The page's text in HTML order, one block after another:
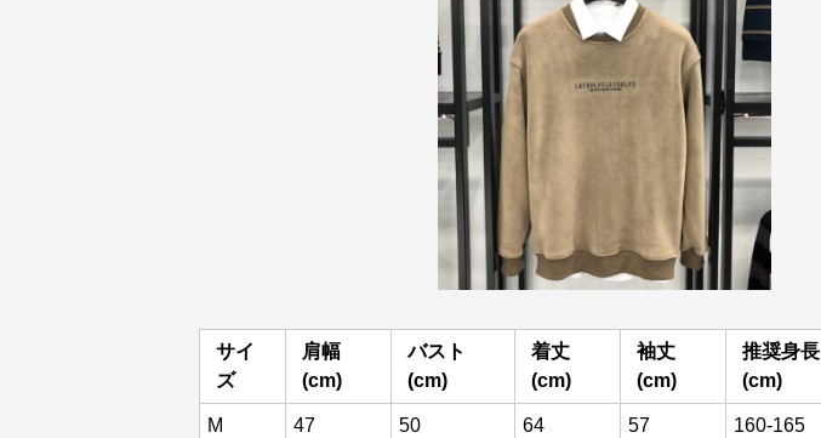
サイ
ズ
肩幅
(cm)
バスト
(cm)
着丈
(cm)
袖丈
(cm)
推奨身長
(cm)
M 47 50 64 57 160-165